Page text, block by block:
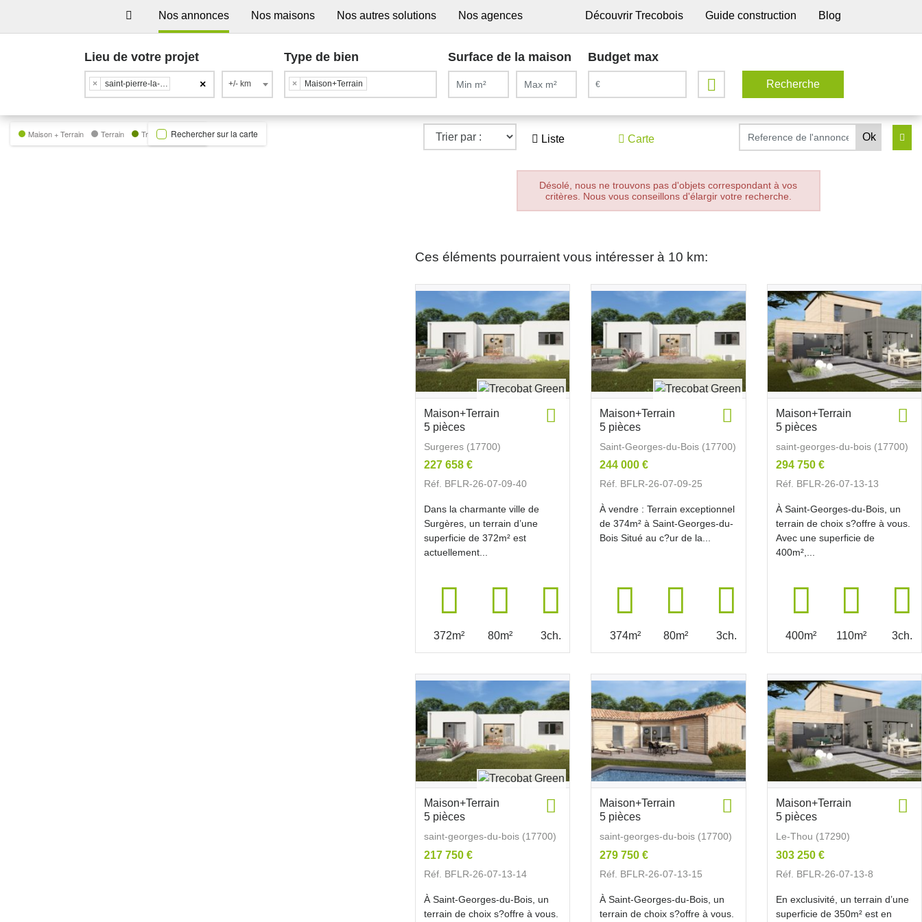
Nos annonces Nos maisons Nos autres solutions Nos agences Découvrir Trecobois Guide construction Blog
Lieu de votre projet
×
× saint-pierre-la-noue +/- km
Type de bien
× Maison+Terrain
Surface de la maison Budget max
Liste Carte
Maison + Terrain Terrain Trecobat GreenRechercher sur la carte
Désolé, nous ne trouvons pas d'objets correspondant à vos
critères. Nous vous conseillons d'élargir votre recherche.
Ces éléments pourraient vous intéresser à 10 km:
Maison+Terrain
5 pièces
Surgeres (17700)
227 658 €
Réf. BFLR-26-07-09-40
Dans la charmante ville de
Surgères, un terrain d’une
superficie de 372m² est
actuellement...
372m² 80m² 3ch.
Maison+Terrain
5 pièces
Saint-Georges-du-Bois (17700)
244 000 €
Réf. BFLR-26-07-09-25
À vendre : Terrain exceptionnel
de 374m² à Saint-Georges-du-
Bois Situé au c?ur de la...
374m² 80m² 3ch.
Maison+Terrain
5 pièces
saint-georges-du-bois (17700)
294 750 €
Réf. BFLR-26-07-13-13
À Saint-Georges-du-Bois, un
terrain de choix s?offre à vous.
Avec une superficie de
400m²,...
400m² 110m² 3ch.
Maison+Terrain
5 pièces
saint-georges-du-bois (17700)
217 750 €
Réf. BFLR-26-07-13-14
À Saint-Georges-du-Bois, un
terrain de choix s?offre à vous.
Maison+Terrain
5 pièces
saint-georges-du-bois (17700)
279 750 €
Réf. BFLR-26-07-13-15
À Saint-Georges-du-Bois, un
terrain de choix s?offre à vous.
Maison+Terrain
5 pièces
Le-Thou (17290)
303 250 €
Réf. BFLR-26-07-13-8
En exclusivité, un terrain d’une
superficie de 350m² est en